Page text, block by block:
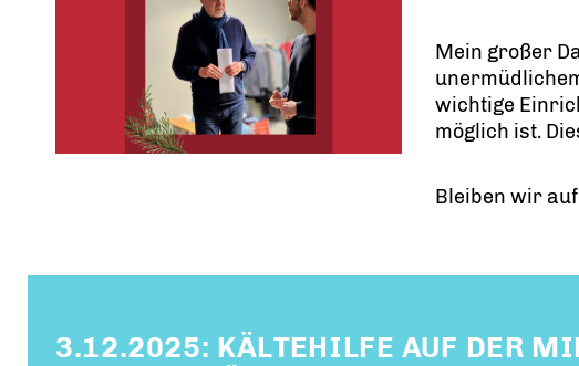
Mein großer
wichtige
möglich ist.
Bleiben wir
3.12.2025: KÄLTEHILFE AUF DER